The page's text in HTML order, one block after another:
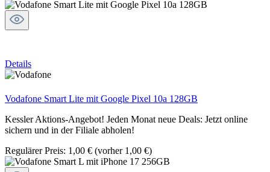
Details
Vodafone Smart Lite mit Google Pixel 10a 128GB
Kessler Aktions-Angebot! Jeden Monat neue Deals: Jetzt online
sichern und in der Filiale abholen!
Regulärer Preis: 1,00 € (vorher 1,00 €)